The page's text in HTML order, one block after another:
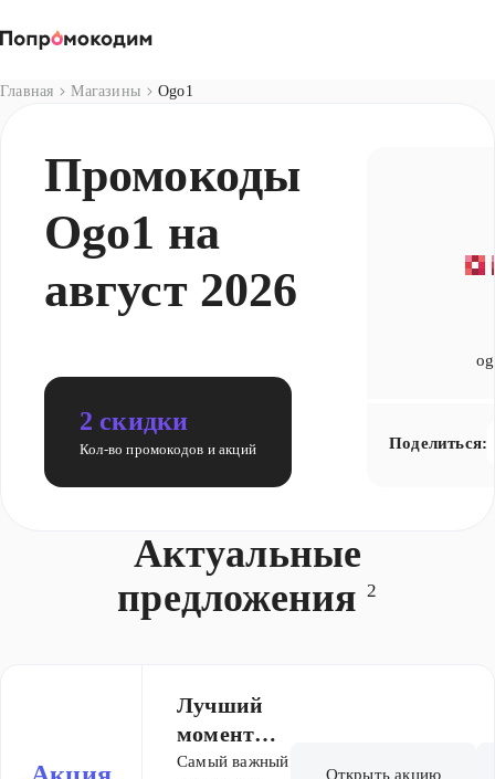
Главная Магазины Ogo1
Промокоды
Ogo1 на
август 2026
2 скидки
Кол-во промокодов и акций Поделиться:
Актуальные
предложения 2
Лучший
момент
для
Самый важный
Открыть акцию